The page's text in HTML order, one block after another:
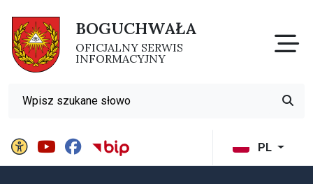
BOGUCHWAŁA
OFICJALNY SERWIS
INFORMACYJNY
PL
Panel ustawień witrynyBIP Gminy Boguchwała
Wyszukiwarka